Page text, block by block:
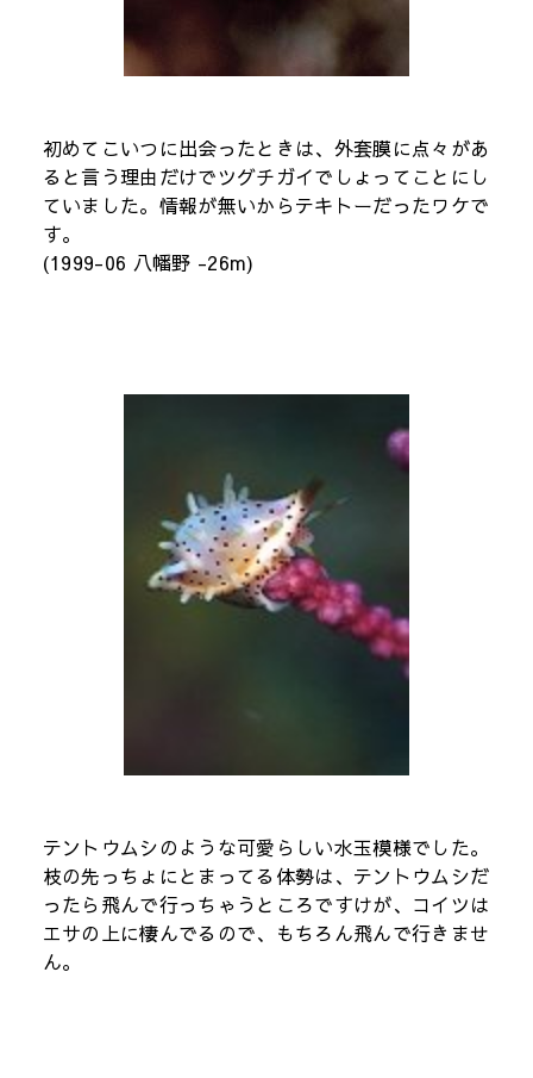
初めてこいつに出会ったときは、外套膜に点々があ
ると言う理由だけでツグチガイでしょってことにし
ていました。情報が無いからテキトーだったワケで
す。
(1999-06 八幡野 -26m)
テントウムシのような可愛らしい水玉模様でした。
枝の先っちょにとまってる体勢は、テントウムシだ
ったら飛んで行っちゃうところですけが、コイツは
エサの上に棲んでるので、もちろん飛んで行きませ
ん。